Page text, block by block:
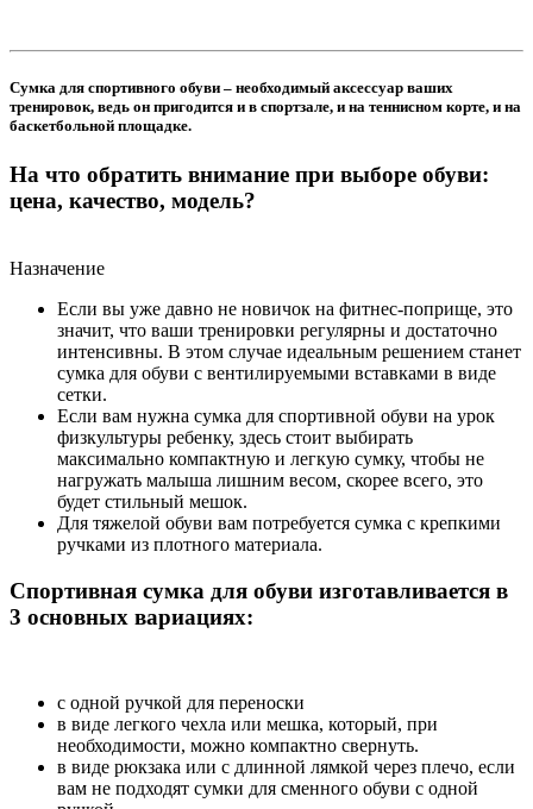
Сумка для спортивного обуви – необходимый аксессуар ваших
тренировок, ведь он пригодится и в спортзале, и на теннисном корте, и на
баскетбольной площадке.
На что обратить внимание при выборе обуви:
цена, качество, модель?
Назначение
Если вы уже давно не новичок на фитнес-поприще, это
значит, что ваши тренировки регулярны и достаточно
интенсивны. В этом случае идеальным решением станет
сумка для обуви с вентилируемыми вставками в виде
сетки.
Если вам нужна сумка для спортивной обуви на урок
физкультуры ребенку, здесь стоит выбирать
максимально компактную и легкую сумку, чтобы не
нагружать малыша лишним весом, скорее всего, это
будет стильный мешок.
Для тяжелой обуви вам потребуется сумка с крепкими
ручками из плотного материала.
Спортивная сумка для обуви изготавливается в
3 основных вариациях:
с одной ручкой для переноски
в виде легкого чехла или мешка, который, при
необходимости, можно компактно свернуть.
в виде рюкзака или с длинной лямкой через плечо, если
вам не подходят сумки для сменного обуви с одной